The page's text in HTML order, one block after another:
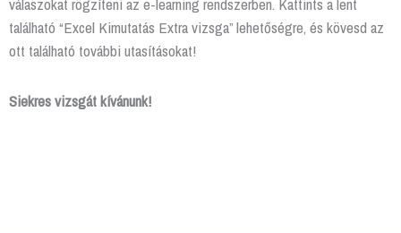
válaszokat rögzíteni az e-learning rendszerben. Kattints a lent
található “Excel Kimutatás Extra vizsga” lehetőségre, és kövesd az
ott található további utasításokat!
Siekres vizsgát kívánunk!